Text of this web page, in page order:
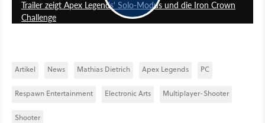
Trailer zeigt Apex Legends' Solo-Modus und die Iron Crown
Challenge
Artikel News Mathias Dietrich Apex Legends PC
Respawn Entertainment Electronic Arts Multiplayer-Shooter
Shooter